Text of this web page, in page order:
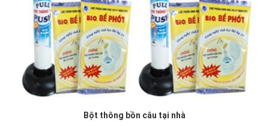
Bột thông bồn câu tại nhà